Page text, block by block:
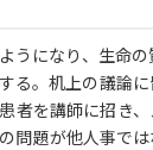
うになり、生命
る。机上の議論
者を講師に招き
問題が他人事で